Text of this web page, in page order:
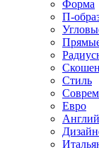
Форма
П-
Стиль
Евро